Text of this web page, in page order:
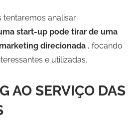
tentaremos analisar
start-up pode tirar de uma
direcionada , focando
e utilizadas.
AO SERVIÇO DAS